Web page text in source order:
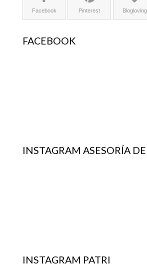
Facebook Pinterest Blogloving
FACEBOOK
INSTAGRAM ASESORÍA
INSTAGRAM PATRI